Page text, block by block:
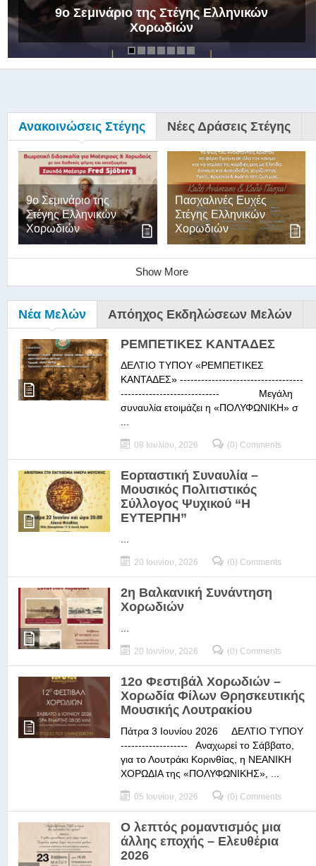
9ο Σεμινάριο της Στέγης Ελληνικών
Χορωδιών
Ανακοινώσεις Στέγης Νέες Δράσεις Στέγης
9ο Σεμινάριο της
Στέγης Ελληνικών
Χορωδιών
Πασχαλινές Ευχές
Στέγης Ελληνικών
Χορωδιών
Show More
Νέα Μελών Απόηχος Εκδηλώσεων Μελών
ΡΕΜΠΕΤΙΚΕΣ ΚΑΝΤΑΔΕΣ
ΔΕΛΤΙΟ ΤΥΠΟΥ «ΡΕΜΠΕΤΙΚΕΣ
ΚΑΝΤΑΔΕΣ» -----------------------------------
---------------------------- Μεγάλη
συναυλία ετοιμάζει η «ΠΟΛΥΦΩΝΙΚΗ» σ
08 Ιουλίου, 2026 (0) Comments
Εορταστική Συναυλία –
Μουσικός Πολιτιστικός
Σύλλογος Ψυχικού “Η
ΕΥΤΕΡΠΗ”
20 Ιουνίου, 2026 (0) Comments
2η Βαλκανική Συνάντηση
Χορωδιών
20 Ιουνίου, 2026 (0) Comments
12ο Φεστιβάλ Χορωδιών –
Χορωδία Φίλων Θρησκευτικής
Μουσικής Λουτρακίου
Πάτρα 3 Ιουνίου 2026 ΔΕΛΤΙΟ ΤΥΠΟΥ
------------------- Αναχωρεί το Σάββατο,
για το Λουτράκι Κορινθίας, η ΝΕΑΝΙΚΗ
ΧΟΡΩΔΙΑ της «ΠΟΛΥΦΩΝΙΚΗΣ», ...
05 Ιουνίου, 2026 (0) Comments
Ο λεπτός ρομαντισμός μια
άλλης εποχής – Ελευθέρια
2026